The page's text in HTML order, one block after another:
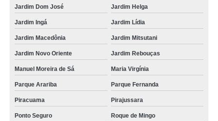
aquecedor rinnai 23 litros Vila Mariana
onde vende aquecedor orbis Cidade Patriarca
onde vende aquecedor a gás rinnai Cidade Patriarca
aquecedor rinnai 35 litros Roque de Mingo
Jardim Dom José Jardim Helga
Jardim Ingá Jardim Lídia
Jardim Macedônia Jardim Mitsutani
Jardim Novo Oriente Jardim Rebouças
Manuel Moreira de Sá Maria Virgínia
Parque Arariba Parque Fernanda
Piracuama Pirajussara
Ponto Seguro Roque de Mingo